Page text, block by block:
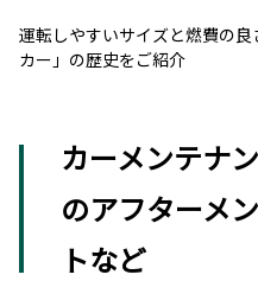
運転しやすいサイズと燃費の
カー」の歴史をご紹介
カーメンテナ
のアフターメ
トなど